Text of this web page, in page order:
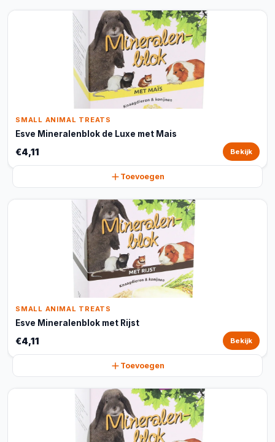
SMALL ANIMAL TREATS
Esve Mineralenblok de Luxe met Mais
€4,11 Bekijk
Toevoegen
SMALL ANIMAL TREATS
Esve Mineralenblok met Rijst
€4,11 Bekijk
Toevoegen